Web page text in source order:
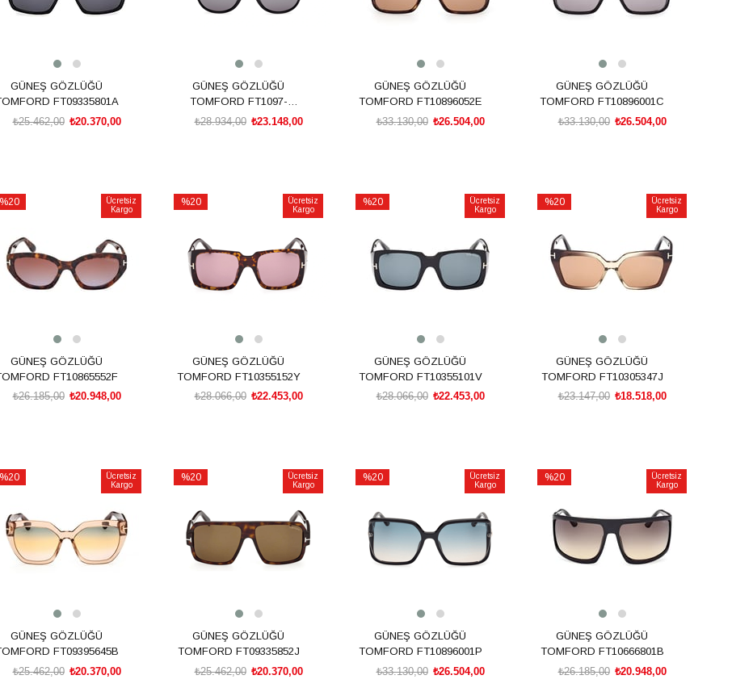
GÜNEŞ GÖZLÜĞÜ
FT09335801A
₺20.370,00
₺25.462,00
GÜNEŞ GÖZLÜĞÜ
TOMFORD FT1097-
N5301D₺23.148,00
₺28.934,00
GÜNEŞ GÖZLÜĞÜ
TOMFORD FT10896052E
₺26.504,00
₺33.130,00
GÜNEŞ GÖZLÜĞÜ
TOMFORD FT10896001C
₺26.504,00
₺33.130,00
%20
Ücretsiz
Kargo
GÜNEŞ GÖZLÜĞÜ
FT10865552F
₺20.948,00
₺26.185,00
%20
Ücretsiz
Kargo
GÜNEŞ GÖZLÜĞÜ
TOMFORD FT10355152Y
₺22.453,00
₺28.066,00
%20
Ücretsiz
Kargo
GÜNEŞ GÖZLÜĞÜ
TOMFORD FT10355101V
₺22.453,00
₺28.066,00
%20
%20İndirim
Ücretsiz
Kargo
GÜNEŞ GÖZLÜĞÜ
TOMFORD FT10305347J
₺18.518,00
₺23.147,00
%20
Ücretsiz
Kargo
GÜNEŞ GÖZLÜĞÜ
FT09395645B
₺20.370,00
₺25.462,00
%20
%20İndirim
Ücretsiz
Kargo
GÜNEŞ GÖZLÜĞÜ
TOMFORD FT09335852J
₺20.370,00
₺25.462,00
%20
%20İndirim
Ücretsiz
Kargo
GÜNEŞ GÖZLÜĞÜ
TOMFORD FT10896001P
₺26.504,00
₺33.130,00
%20
%20İndirim
Ücretsiz
Kargo
GÜNEŞ GÖZLÜĞÜ
TOMFORD FT10666801B
₺20.948,00
₺26.185,00